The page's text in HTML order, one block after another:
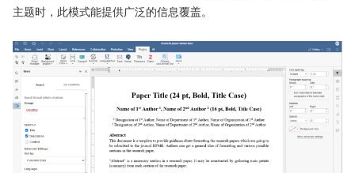
主题时，此模式能提供广泛的信息覆盖。